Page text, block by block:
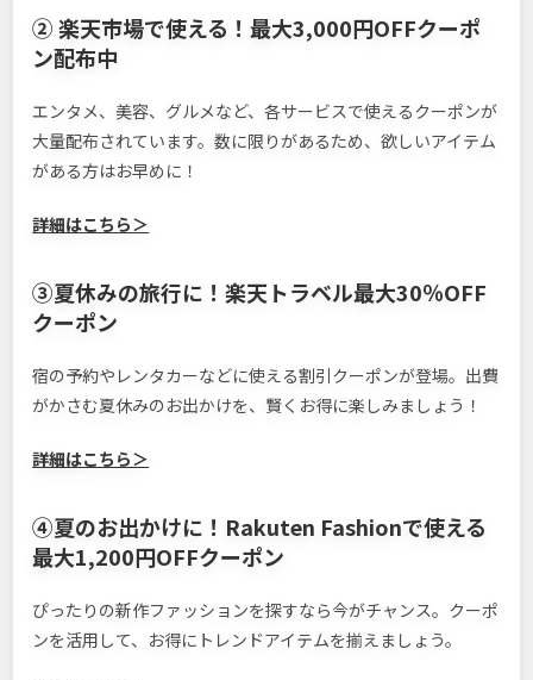
② 楽天市場で使える！最大3,000円OFFクーポ
ン配布中
エンタメ、美容、グルメなど、各サービスで使えるクーポンが
大量配布されています。数に限りがあるため、欲しいアイテム
がある方はお早めに！
詳細はこちら＞
③夏休みの旅行に！楽天トラベル最大30％OFF
クーポン
宿の予約やレンタカーなどに使える割引クーポンが登場。出費
がかさむ夏休みのお出かけを、賢くお得に楽しみましょう！
詳細はこちら＞
④夏のお出かけに！Rakuten Fashionで使える
最大1,200円OFFクーポン
ぴったりの新作ファッションを探すなら今がチャンス。クーポ
ンを活用して、お得にトレンドアイテムを揃えましょう。